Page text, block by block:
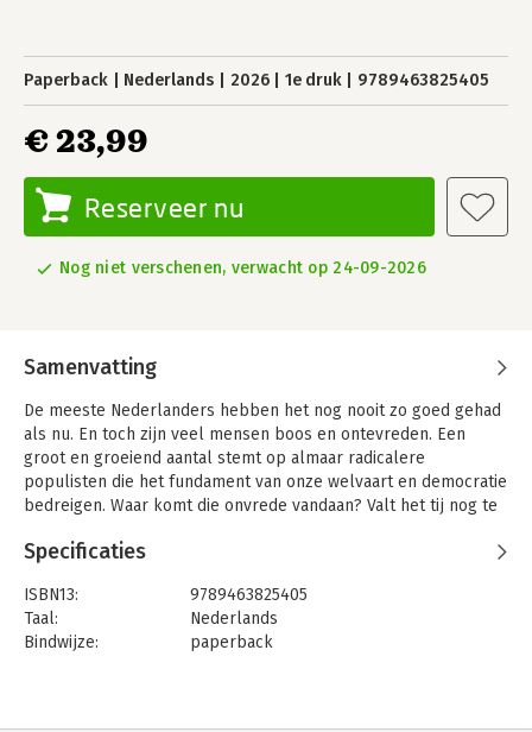
Paperback Nederlands 2026 1e druk 9789463825405
€ 23,99
Reserveer nu
Nog niet verschenen, verwacht op 24-09-2026
Samenvatting
De meeste Nederlanders hebben het nog nooit zo goed gehad
als nu. En toch zijn veel mensen boos en ontevreden. Een
groot en groeiend aantal stemt op almaar radicalere
populisten die het fundament van onze welvaart en democratie
bedreigen. Waar komt die onvrede vandaan? Valt het tij nog te
In Alles voor elkaar laat Van Tilburg zien hoe bestuurders de
wereld beschouwen als een markt, waarop het ieder voor zich
is. Dit westerse wereldbeeld heeft de mens een ongekende
economische vooruitgang gebracht, maar doet inmiddels meer
Specificaties
ISBN13:
9789463825405
Taal:
Nederlands
Bindwijze:
paperback